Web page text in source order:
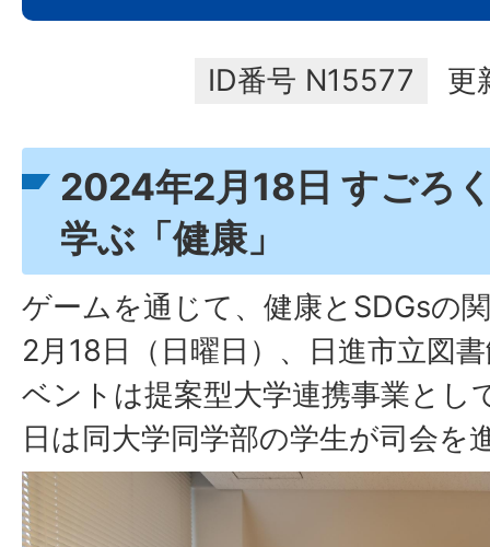
ID番号 N15577 更
2024年2月18日 すごろ
学ぶ「健康」
ゲームを通じて、健康とSDGsの
2月18日（日曜日）、日進市立図
ベントは提案型大学連携事業とし
日は同大学同学部の学生が司会を